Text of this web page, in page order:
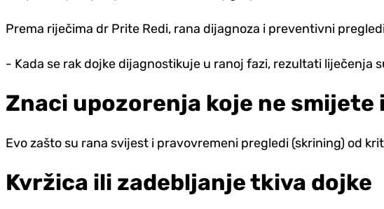
Prema riječima dr Prite Redi, rana dijagnoza i preventivni
- Kada se rak dojke dijagnostikuje u ranoj fazi, rezultati liječenja
Znaci upozorenja koje ne
Evo zašto su rana svijest i pravovremeni pregledi (skrining) od
Kvržica ili zadebljanje tkiva dojke